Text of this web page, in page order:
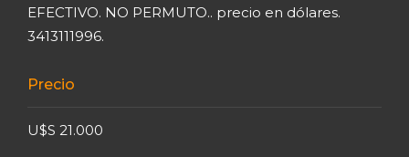
EFECTIVO. NO PERMUTO.. precio en dólares.
3413111996.
Precio
U$S 21.000